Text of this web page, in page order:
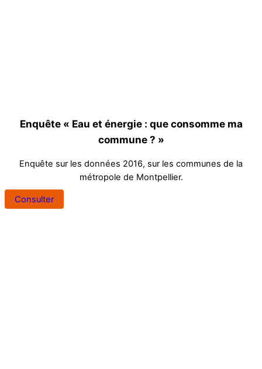
Enquête « Eau et énergie : que consomme ma
commune ? »
Enquête sur les données 2016, sur les communes de la
métropole de Montpellier.
Consulter